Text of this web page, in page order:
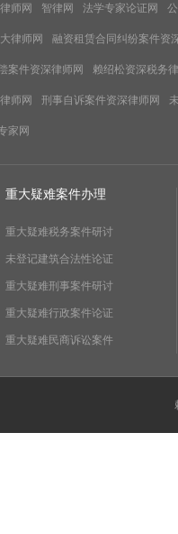
师网 智律网 法学专家论证网
律师网 融资租赁合同纠纷案件资
案件资深律师网 赖绍松资深税务
师网 刑事自诉案件资深律师网
家网
重大疑难案件办理
重大疑难税务案件研讨
未登记建筑合法性论证
重大疑难刑事案件研讨
重大疑难行政案件论证
重大疑难民商诉讼案件